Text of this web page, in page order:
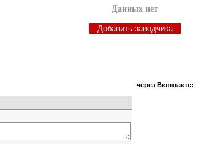
Данных нет
через Вконтакте: